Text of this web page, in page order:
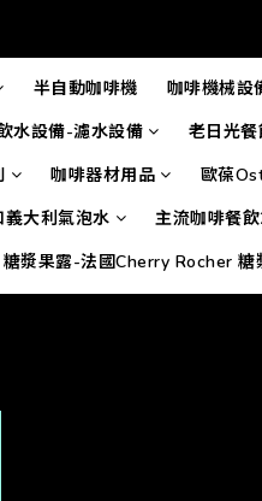
半自動咖啡機 咖啡機械設
水設備-濾水設備
老日光
咖啡器材用品
歐葆
大利氣泡水
主流咖啡餐
漿果露-法國Cherry Rocher 糖